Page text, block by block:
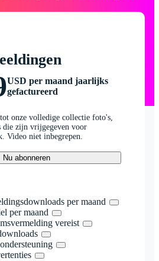
USD per maand jaarlijks
gefactureerd
onze volledige collectie foto's,
die zijn vrijgegeven voor
Video niet inbegrepen.
Nu abonneren
per maand
per maand
vereist